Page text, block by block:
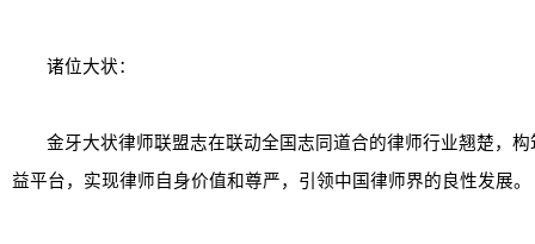
诸位大状：
金牙大状律师联盟志在联动全国志同道合的律师行业翘楚，
益平台，实现律师自身价值和尊严，引领中国律师界的良性发展。